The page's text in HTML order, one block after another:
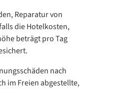
Reparatur von
die Hotelkosten,
beträgt pro Tag
nach
im Freien abgestellte,